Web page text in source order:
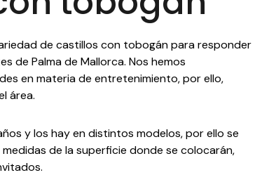
de castillos con tobogán para responder
de Palma de Mallorca. Nos hemos
en materia de entretenimiento, por ello,
área.
y los hay en distintos modelos, por ello se
de la superficie donde se colocarán,